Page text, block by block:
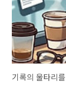
기록의 울타리